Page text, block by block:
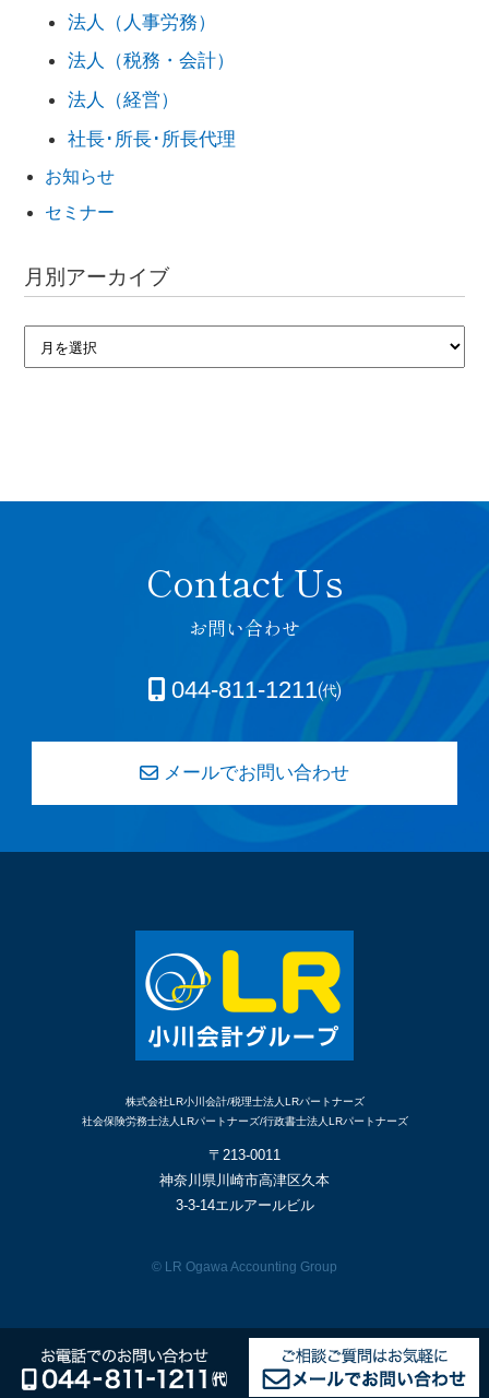
法人（人事労務）
法人（税務・会計）
法人（経営）
社長･所長･所長代理
お知らせ
セミナー
月別アーカイブ
お問い合わせ
044-811-1211㈹
メールでお問い合わせ
株式会社LR小川会計/税理士法人LRパートナーズ
社会保険労務士法人LRパートナーズ/行政書士法人LRパートナーズ
〒213-0011
神奈川県川崎市高津区久本
3-3-14エルアールビル
© LR Ogawa Accounting Group